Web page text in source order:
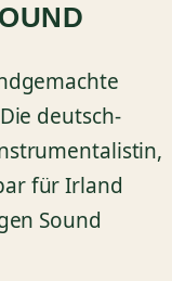
deutsch-
für Irland
Sound